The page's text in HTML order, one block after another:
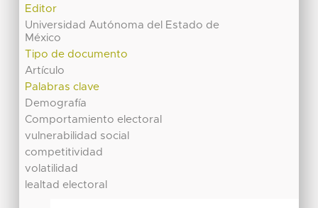
Editor
Universidad Autónoma del Estado de
México
Tipo de documento
Artículo
Palabras clave
Demografía
Comportamiento electoral
vulnerabilidad social
competitividad
volatilidad
lealtad electoral